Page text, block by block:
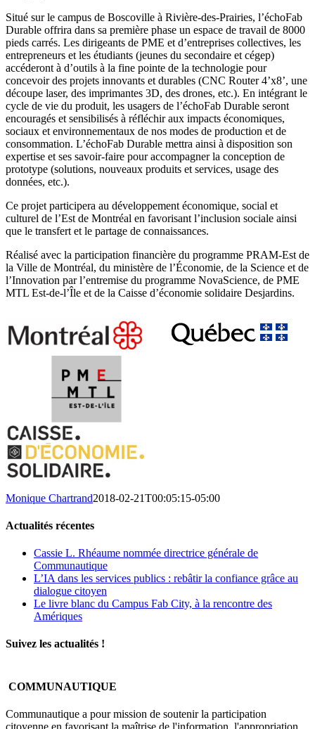
Situé sur le campus de Boscoville à Rivière-des-Prairies, l’échoFab
Durable offrira dans sa première phase un espace de travail de 8000
pieds carrés. Les dirigeants de PME et d’entreprises collectives, les
entrepreneurs et les étudiants (jeunes du secondaire et cégep)
accéderont à d’outils à la fine pointe de la technologie pour
concevoir des projets innovants et durables (CNC Router 4’x8’, une
découpe laser, des imprimantes 3D, des drones, etc.). En intégrant le
cycle de vie du produit, les usagers de l’échoFab Durable seront
encouragés et sensibilisés à réfléchir aux impacts économiques,
sociaux et environnementaux de nos modes de production et de
consommation. L’échoFab Durable mettra ainsi à disposition son
expertise et ses savoir-faire pour accompagner la conception de
prototype (solutions, nouveaux produits et services, usage des
données, etc.).
Ce projet participera au développement économique, social et
culturel de l’Est de Montréal en favorisant l’inclusion sociale ainsi
que le transfert et le partage de connaissances.
Réalisé avec la participation financière du programme PRAM-Est de
la Ville de Montréal, du ministère de l’Économie, de la Science et de
l’Innovation par l’entremise du programme NovaScience, de PME
MTL Est-de-l’Île et de la Caisse d’économie solidaire Desjardins.
Monique Chartrand2018-02-21T00:05:15-05:00
Actualités récentes
Cassie L. Rhéaume nommée directrice générale de
Communautique
L’IA dans les services publics : rebâtir la confiance grâce au
dialogue citoyen
Le livre blanc du Campus Fab City, à la rencontre des
Amériques
Suivez les actualités !
COMMUNAUTIQUE
Communautique a pour mission de soutenir la participation